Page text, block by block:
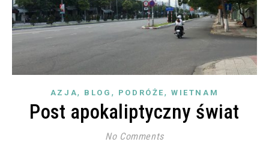
AZJA, BLOG , PODRÓŻE , WIETNAM
Post apokaliptyczny świat
No Comments